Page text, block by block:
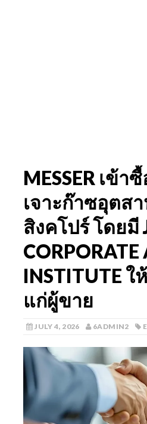
MESSER เข้
เจาะก๊าซอุตส
สิงคโปร์ โดยมี
INSTITUTE
แก่ผู้ขาย
JULY 4, 2026 6ADMIN2